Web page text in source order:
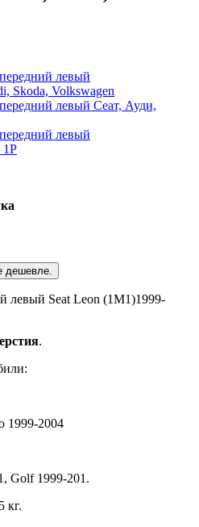
дешевле.
левый Seat Leon (1M1)1999-
.
1999-2004
Golf 1999-201.
кг.